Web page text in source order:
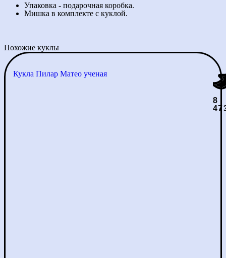
Упаковка - подарочная коробка.
Мишка в комплекте с куклой.
Похожие куклы
Кукла Пилар Матео ученая
8